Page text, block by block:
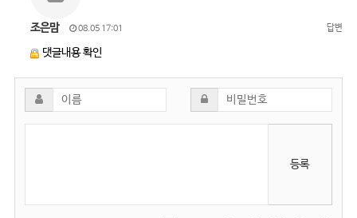
조은맘 08.05 17:01 답변
댓글내용 확인
등록